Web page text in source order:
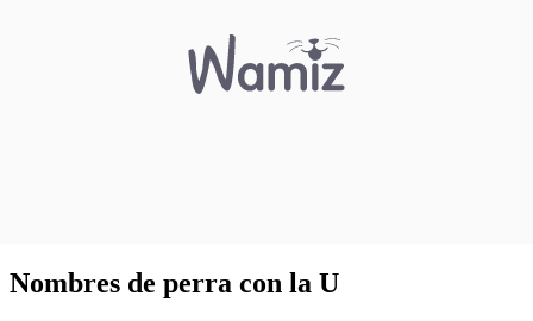
Nombres de perra con la U